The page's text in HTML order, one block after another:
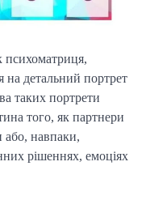
психоматриця,
детальний портрет
таких портрети
того, як партнери
навпаки,
рішеннях, емоціях